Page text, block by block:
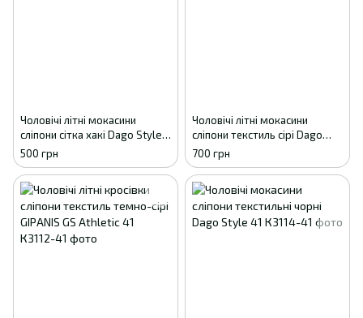
Чоловічі літні мокасини
сліпони сітка хакі Dago Style
41
500 грн
Чоловічі літні мокасини
сліпони текстиль сірі Dago
Style 41
700 грн